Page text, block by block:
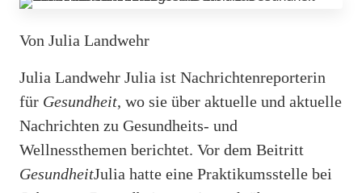
Von Julia Landwehr
Julia Landwehr Julia ist Nachrichtenreporterin
für Gesundheit, wo sie über aktuelle und aktuelle
Nachrichten zu Gesundheits- und
Wellnessthemen berichtet. Vor dem Beitritt
GesundheitJulia hatte eine Praktikumsstelle bei